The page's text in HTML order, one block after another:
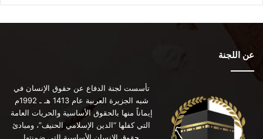
عن اللجنة
تأسست لجنة الدفاع عن حقوق الإنسان في
شبه الجزيرة العربية عام 1413 هـ ـ 1992م
إيماناً منها بالحقوق الأساسية والحريات العامة
التي كفلها “الدين الإسلامي الحنيف”، ومبادئ
حقوق الإنسان الأساسية التي ضمنتها